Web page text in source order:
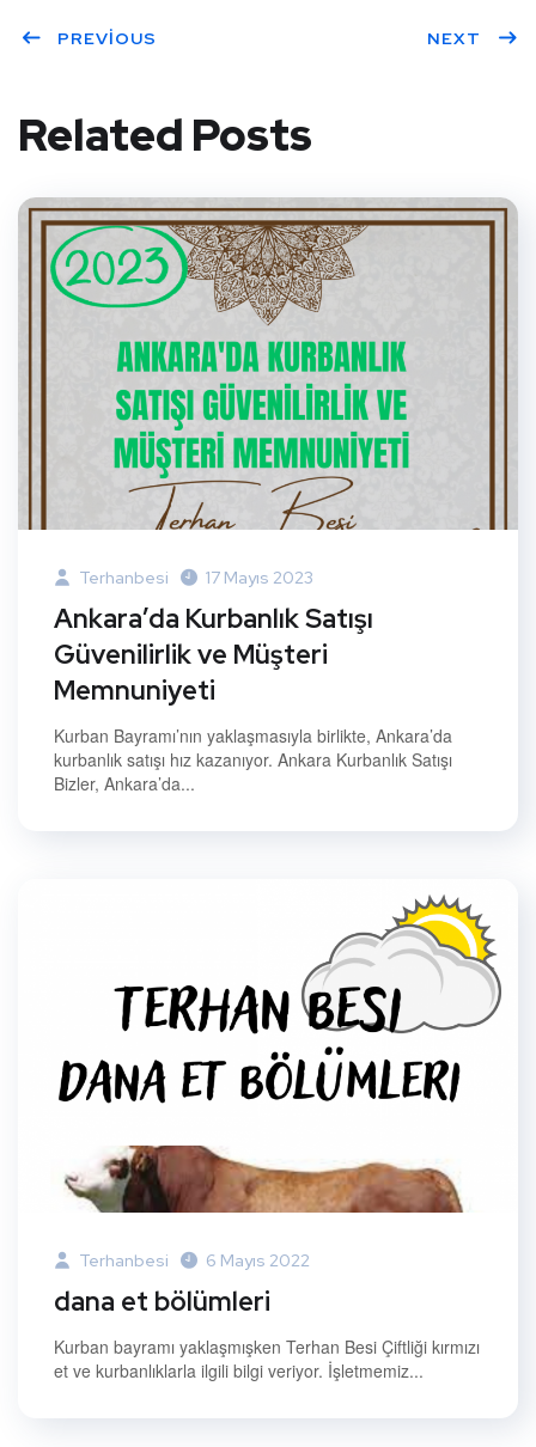
PREVIOUS NEXT
Related Posts
Terhanbesi 17 Mayıs 2023
Ankara’da Kurbanlık Satışı
Güvenilirlik ve Müşteri
Memnuniyeti
Kurban Bayramı’nın yaklaşmasıyla birlikte, Ankara’da
kurbanlık satışı hız kazanıyor. Ankara Kurbanlık Satışı
Bizler, Ankara’da...
Terhanbesi 6 Mayıs 2022
dana et bölümleri
Kurban bayramı yaklaşmışken Terhan Besi Çiftliği kırmızı
et ve kurbanlıklarla ilgili bilgi veriyor. İşletmemiz...